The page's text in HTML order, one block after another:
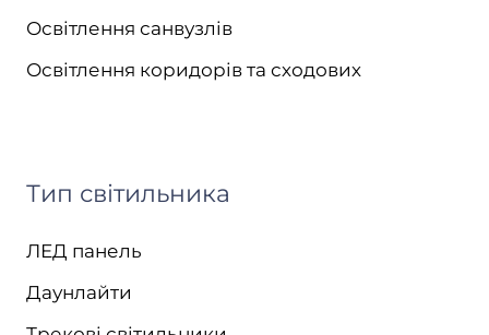
Освітлення санвузлів
Освітлення коридорів та сходових
Тип світильника
ЛЕД панель
Даунлайти